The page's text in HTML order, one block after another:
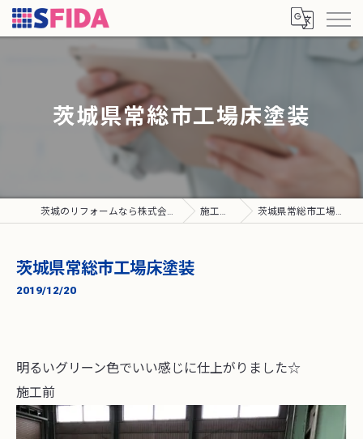
茨城県常総市工場床塗装
茨城のリフォームなら株式会社SFIDA 施工実績 茨城県常総市工場床塗装
茨城県常総市工場床塗装
2019/12/20
明るいグリーン色でいい感じに仕上がりました☆
施工前